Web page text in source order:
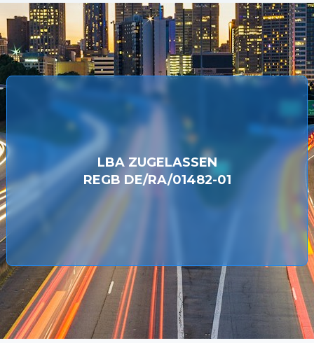
LBA ZUGELASSEN
REGB DE/RA/01482-01